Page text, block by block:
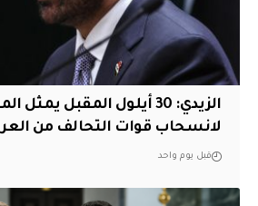
الزيدي: 30 أيلول المقبل يمثل
لانسحاب قوات التحالف من
قبل يوم واحد